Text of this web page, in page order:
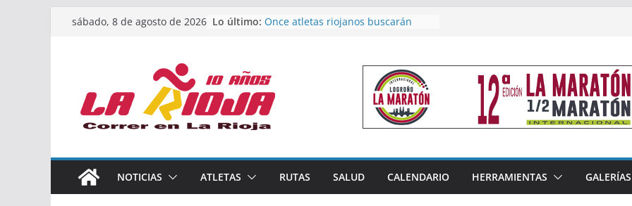
Saltarsábado, 8 de agosto de 2026 Lo último: Once atletas riojanos buscarán
Un bronce en 4×400 y tres puestos
de finalista cierran la participación
riojana en en Nacional de Málaga
El equipo femenino del Tritones
Rioja alcanza el podio nacional de
Acuatlón en Calahorra
España absoluto en Disco
Calahorra acoge este fin de semana
NOTICIAS ATLETAS RUTAS SALUD CALENDARIO HERRAMIENTAS GALERÍAS